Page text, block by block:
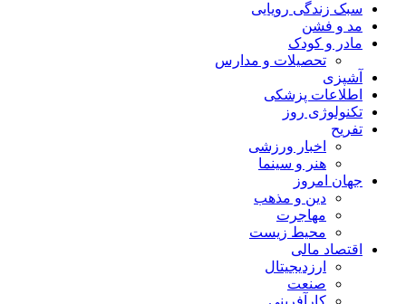
سبک زندگی رویایی
مد و فشن
مادر و کودک
تحصیلات و مدارس
آشپزی
اطلاعات پزشکی
تکنولوژی روز
تفریح
اخبار ورزشی
هنر و سینما
جهان امروز
دین و مذهب
مهاجرت
محیط زیست
اقتصاد مالی
ارزدیجیتال
صنعت